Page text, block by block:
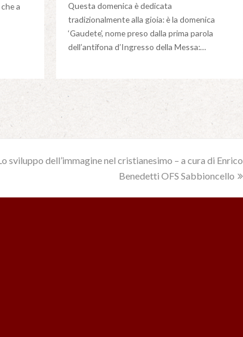
a
Questa domenica è dedicata
tradizionalmente alla gioia: è la domenica
‘Gaudete’, nome preso dalla prima parola
dell’antifona d’Ingresso della Messa:…
nextsviluppo dell’immagine nel cristianesimo – a cura di Enrico
Benedetti OFS Sabbioncello